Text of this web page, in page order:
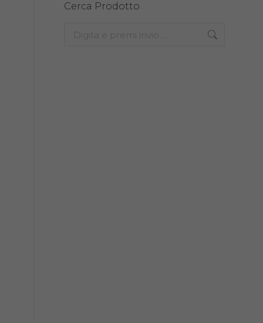
Cerca Prodotto